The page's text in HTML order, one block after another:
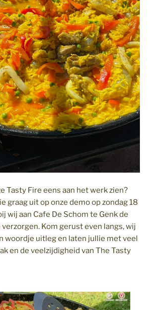
Tasty Fire eens aan het werk zien?
graag uit op onze demo op zondag 18
wij aan Cafe De Schom te Genk de
verzorgen. Kom gerust even langs, wij
woordje uitleg en laten jullie met veel
en de veelzijdigheid van The Tasty